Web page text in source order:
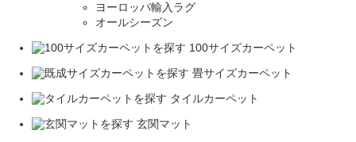
ヨーロッパ輸入ラグ
オールシーズン
100サイズカーペット
畳サイズカーペット
タイルカーペット
玄関マット